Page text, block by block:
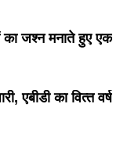
का जश्न मनाते हुए एक
एबीडी का वित्‍त वर्ष